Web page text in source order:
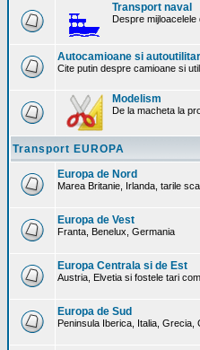
Transport naval
Despre
Autocamioane si
Cite putin despre camioane si
Modelism
De la macheta la
Transport EUROPA
Europa de Nord
Marea Britanie, Irlanda, tarile
Europa de Vest
Franta, Benelux, Germania
Europa Centrala si de Est
Austria, Elvetia si fostele tari
Europa de Sud
Peninsula Iberica, Italia, Grecia,